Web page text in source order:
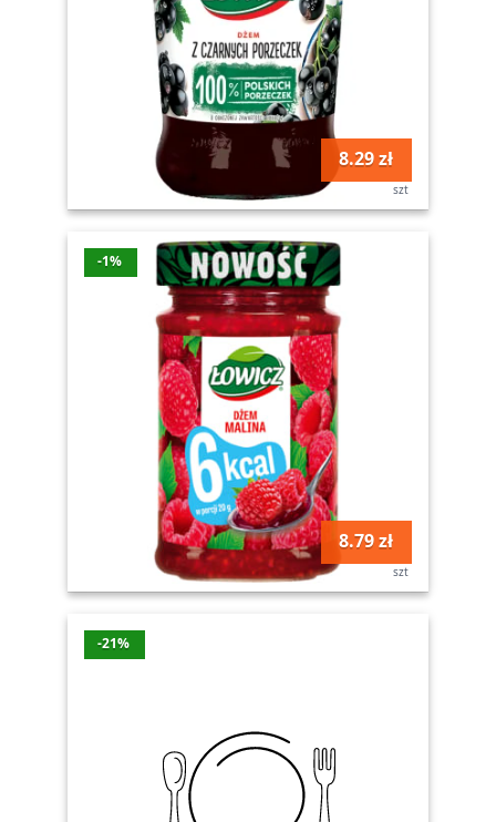
8.29 zł
szt
-1%
8.79 zł
szt
-21%